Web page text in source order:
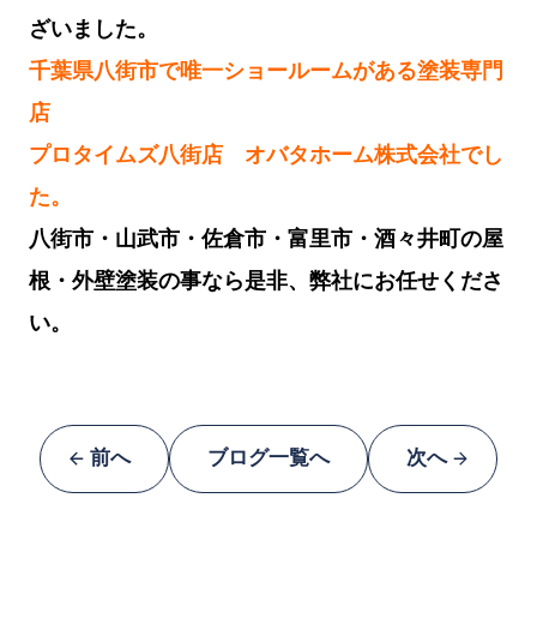
ざいました。
千葉県八街市で唯一ショールームがある塗装専門
店
プロタイムズ八街店 オバタホーム株式会社でし
た。
八街市・山武市・佐倉市・富里市・酒々井町の屋
根・外壁塗装の事なら是非、弊社にお任せくださ
い。
前へ ブログ一覧へ 次へ